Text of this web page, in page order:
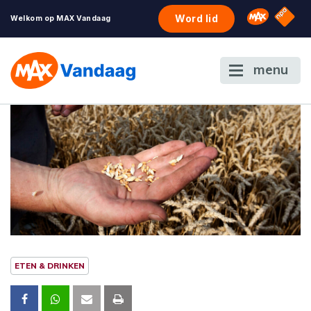
Welkom op MAX Vandaag Word lid Omroep
NPO
menu
ETEN & DRINKEN